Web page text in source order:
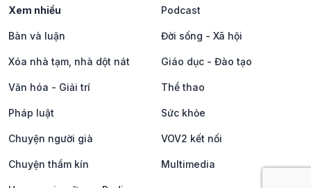
Xem nhiều Podcast
Bàn và luận Đời sống - Xã hội
Xóa nhà tạm, nhà dột nát Giáo dục - Đào tạo
Văn hóa - Giải trí Thể thao
Pháp luật Sức khỏe
Chuyện người già VOV2 kết nối
Chuyện thầm kín Multimedia